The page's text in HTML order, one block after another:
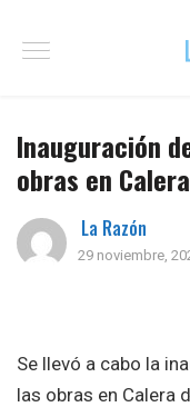
Inauguración
obras en
La Razón
29 noviembre,
Se llevó a cabo la
las obras en Calera